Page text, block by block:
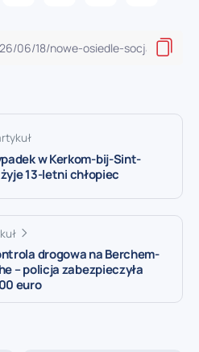
w Kerkom-bij-Sint-
13-letni chłopiec
drogowa na Berchem-
– policja zabezpieczyła
euro